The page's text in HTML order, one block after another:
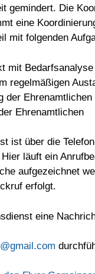
gemindert. Die
eine
mit folgenden
mit Bedarfsanalyse
regelmäßigen
der Ehrenamtlichen
Ehrenamtlichen
ist über die
läuft ein
aufgezeichnet
erfolgt.
eine